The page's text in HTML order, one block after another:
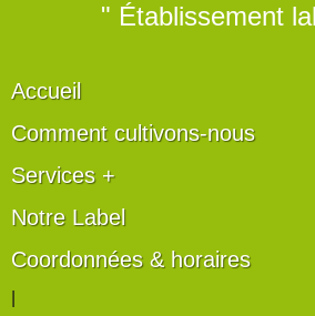
" Établissement
Accueil
Comment cultivons-nous
Services +
Notre Label
Coordonnées & horaires